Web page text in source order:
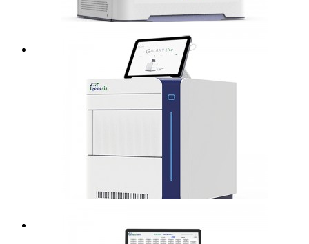
Galaxie Pro